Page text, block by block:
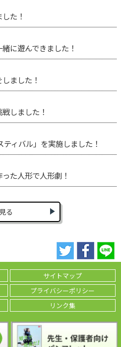
た！
に遊んできました！
ました！
しました！
ティバル」を実施しました！
た人形で人形劇！
る
サイトマップ
プライバシーポリシー
リンク集